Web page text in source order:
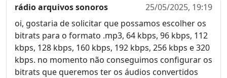
rádio arquivos sonoros
25/05/2025, 19:19
oi, gostaria de solicitar que possamos escolher os
bitrats para o formato .mp3, 64 kbps, 96 kbps, 112
kbps, 128 kbps, 160 kbps, 192 kbps, 256 kbps e 320
kbps. no momento não conseguimos configurar os
bitrats que queremos ter os áudios convertidos